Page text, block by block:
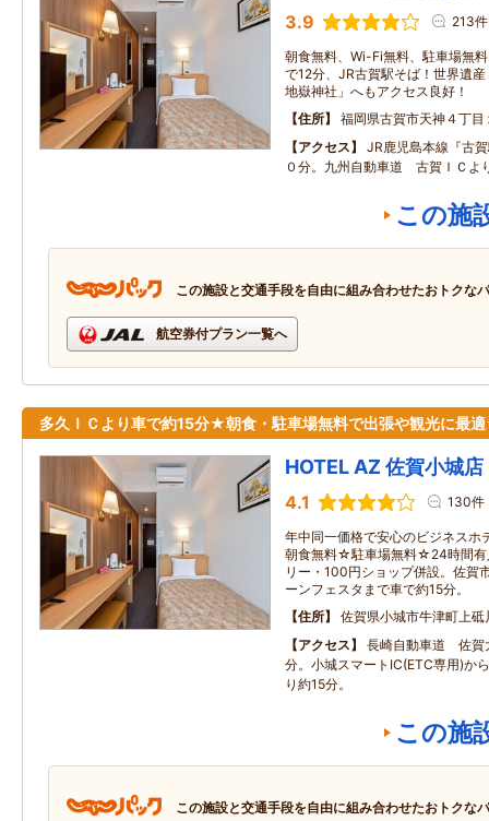
3.9 213件
朝食無料、Wi-Fi無料、駐車場無
で12分、JR古賀駅そば！世界遺
地嶽神社」へもアクセス良好！
住所
福岡県古賀市天神４丁目
アクセス
JR鹿児島本線『古
０分。九州自動車道 古賀ＩＣよ
この施
この施設と交通手段を自由に組み合わせたおトクな
航空券付プラン一覧へ
多久ＩＣより車で約15分★朝食・駐車場無料で出張や観光に最
HOTEL AZ 佐賀小城店
4.1 130件
年中同一価格で安心のビジネス
朝食無料☆駐車場無料☆24時間有
リー・100円ショップ併設。佐賀
ーンフェスタまで車で約15分。
住所
佐賀県小城市牛津町上
アクセス
長崎自動車道 佐賀
分。小城スマートIC(ETC専用)か
り約15分。
この施
この施設と交通手段を自由に組み合わせたおトクな